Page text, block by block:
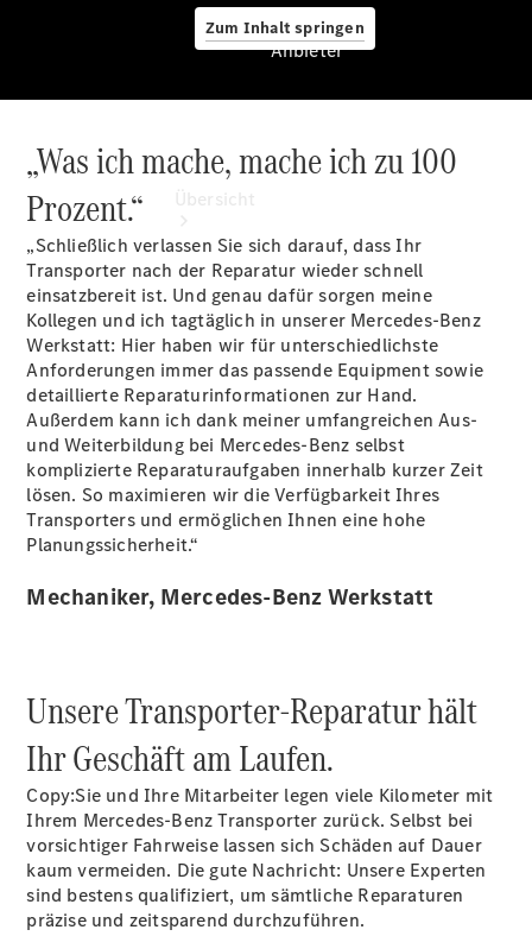
Zum Inhalt springen
Anbieter
Startseite
Ansprechpartner
finden
Probefahrt
vereinbaren
Servicetermin
online
Beratung
705 0
Anbieter
„Was ich mache, mache ich zu 100
Prozent.“
„Schließlich verlassen Sie sich darauf, dass Ihr
Transporter nach der Reparatur wieder schnell
einsatzbereit ist. Und genau dafür sorgen meine
Kollegen und ich tagtäglich in unserer Mercedes-Benz
Werkstatt: Hier haben wir für unterschiedlichste
Anforderungen immer das passende Equipment sowie
detaillierte Reparaturinformationen zur Hand.
Außerdem kann ich dank meiner umfangreichen Aus-
und Weiterbildung bei Mercedes-Benz selbst
komplizierte Reparaturaufgaben innerhalb kurzer Zeit
lösen. So maximieren wir die Verfügbarkeit Ihres
Transporters und ermöglichen Ihnen eine hohe
Planungssicherheit.“
Mechaniker, Mercedes-Benz Werkstatt
Unsere Transporter-Reparatur hält
Ihr Geschäft am Laufen.
Copy:Sie und Ihre Mitarbeiter legen viele Kilometer mit
Ihrem Mercedes-Benz Transporter zurück. Selbst bei
vorsichtiger Fahrweise lassen sich Schäden auf Dauer
kaum vermeiden. Die gute Nachricht: Unsere Experten
sind bestens qualifiziert, um sämtliche Reparaturen
präzise und zeitsparend durchzuführen.